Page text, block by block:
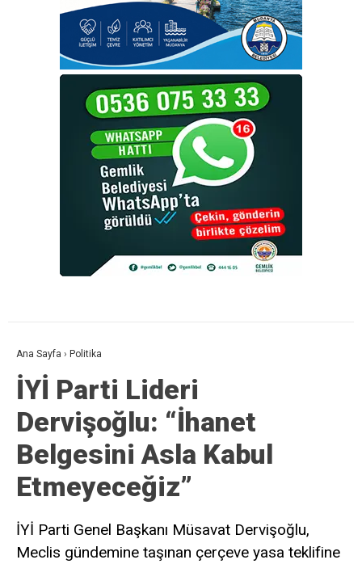
Ana Sayfa › Politika
İYİ Parti Lideri
Dervişoğlu: “İhanet
Belgesini Asla Kabul
Etmeyeceğiz”
İYİ Parti Genel Başkanı Müsavat Dervişoğlu,
Meclis gündemine taşınan çerçeve yasa teklifine